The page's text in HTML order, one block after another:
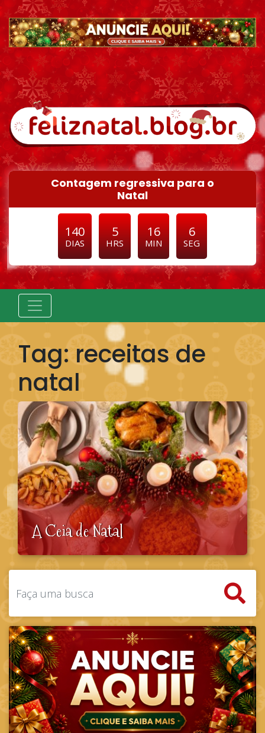
Pular para o conteúdo
Contagem regressiva para o
Natal
140
DIAS
5
HRS
16
MIN
5
SEG
Tag: receitas de
natal
A Ceia de Natal